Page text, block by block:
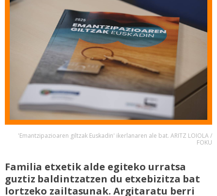
'Emantzipazioaren giltzak Euskadin' ikerlanaren ale bat. ARITZ LOIOLA /
FOKU
Familia etxetik alde egiteko urratsa
guztiz baldintzatzen du etxebizitza bat
lortzeko zailtasunak. Argitaratu berri